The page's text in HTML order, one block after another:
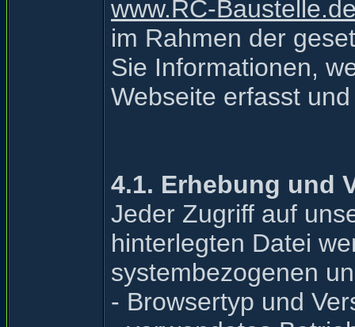
www.RC-
im Rahmen der
Sie Informationen,
Webseite erfasst
4.1. Erhebung und
Jeder Zugriff auf
hinterlegten Datei
systembezogenen
- Browsertyp und